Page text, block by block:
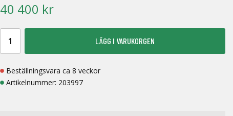
40 400 kr
LÄGG I VARUKORGEN
Beställningsvara ca 8 veckor
Artikelnummer: 203997